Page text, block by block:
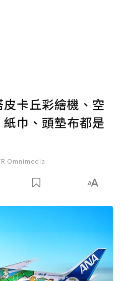
卡丘彩繪機、空
巾、頭墊布都是
Omnimedia